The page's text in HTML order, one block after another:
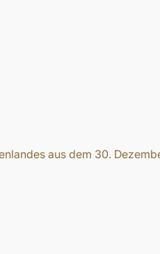
aus dem 30.